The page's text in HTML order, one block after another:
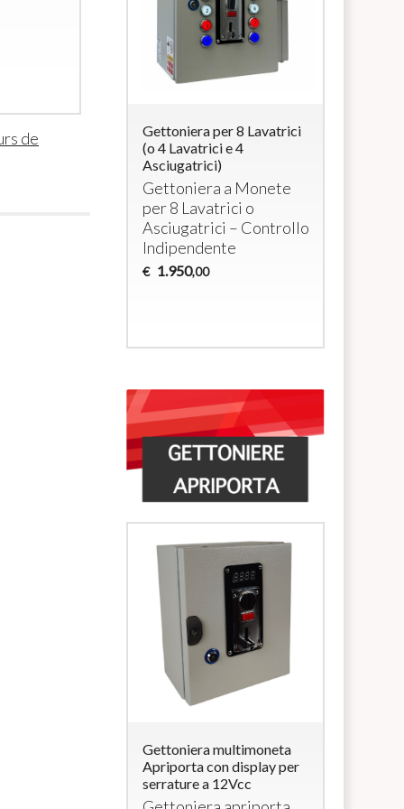
de
per 4
elettrici a
Gettoniera per 8 Lavatrici
(o 4 Lavatrici e 4
Asciugatrici)
Gettoniera a Monete
per 8 Lavatrici o
Asciugatrici – Controllo
Indipendente
€ 1.950,00
Gettoniera multimoneta
Apriporta con display per
serrature a 12Vcc